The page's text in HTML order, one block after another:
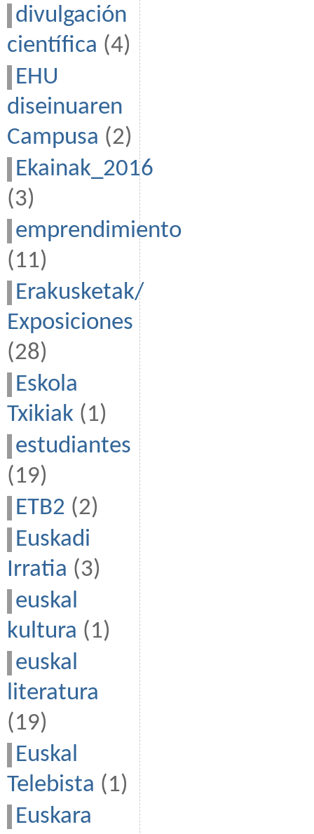
divulgación
científica (4)
EHU
diseinuaren
Campusa (2)
Ekainak_2016
(3)
emprendimiento
(11)
Erakusketak/
Exposiciones
(28)
Eskola
Txikiak (1)
estudiantes
(19)
ETB2 (2)
Euskadi
Irratia (3)
euskal
kultura (1)
euskal
literatura
(19)
Euskal
Telebista (1)
Euskara